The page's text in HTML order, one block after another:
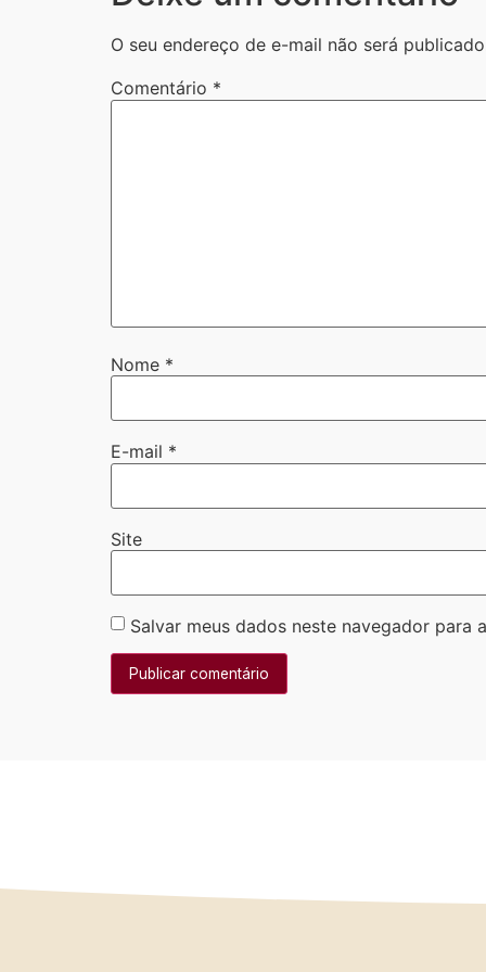
O seu endereço de e-mail não será
Comentário *
Nome *
E-mail *
Site
Salvar meus dados neste navegador para